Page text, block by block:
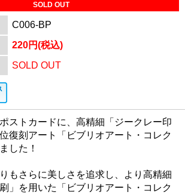
SOLD OUT
C006-BP
220円(税込)
SOLD OUT
ストカードに、高精細「ジークレー印
復刻アート「ビブリオアート・コレク
した！
もさらに美しさを追求し、より高精細
」を用いた「ビブリオアート・コレク